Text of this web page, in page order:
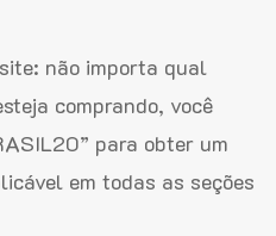
não importa qual
comprando, você
para obter um
em todas as seções